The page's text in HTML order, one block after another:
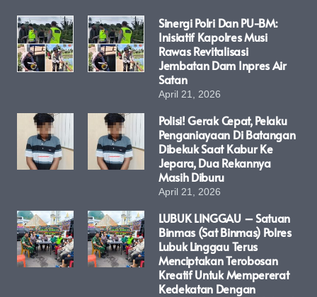
Sinergi Polri Dan PU-BM:
Inisiatif Kapolres Musi
Rawas Revitalisasi
Jembatan Dam Inpres Air
Satan
April 21, 2026
Polisi! Gerak Cepat, Pelaku
Penganiayaan Di Batangan
Dibekuk Saat Kabur Ke
Jepara, Dua Rekannya
Masih Diburu
April 21, 2026
LUBUK LINGGAU – Satuan
Binmas (Sat Binmas) Polres
Lubuk Linggau Terus
Menciptakan Terobosan
Kreatif Untuk Mempererat
Kedekatan Dengan